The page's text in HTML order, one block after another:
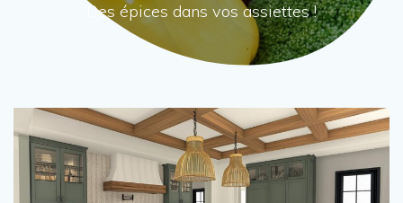
Des épices dans vos assiettes !